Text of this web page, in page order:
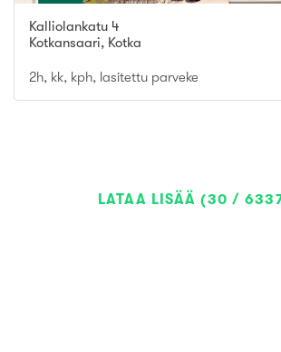
Kalliolankatu 4
Kotkansaari, Kotka
2h, kk, kph, lasitettu parveke
LATAA LISÄÄ (30 /